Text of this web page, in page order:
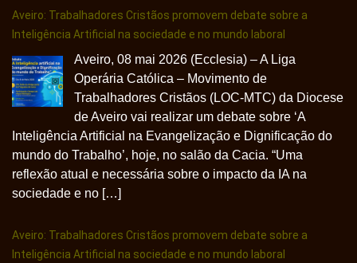
Aveiro: Trabalhadores Cristãos promovem debate sobre a
Inteligência Artificial na sociedade e no mundo laboral
Aveiro, 08 mai 2026 (Ecclesia) – A Liga
Operária Católica – Movimento de
Trabalhadores Cristãos (LOC-MTC) da Diocese
de Aveiro vai realizar um debate sobre ‘A
Inteligência Artificial na Evangelização e Dignificação do
mundo do Trabalho’, hoje, no salão da Cacia. “Uma
reflexão atual e necessária sobre o impacto da IA na
sociedade e no […]
Aveiro: Trabalhadores Cristãos promovem debate sobre a
Inteligência Artificial na sociedade e no mundo laboral